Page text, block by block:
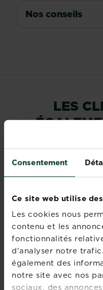
Consentement
Ce site web utilise
Les cookies nous
contenu et les
fonctionnalités
d'analyser notre
également des
notre site avec nos
sociaux, des
Nos conseils
LES
Substral Terreau
Plantations
Points de vente